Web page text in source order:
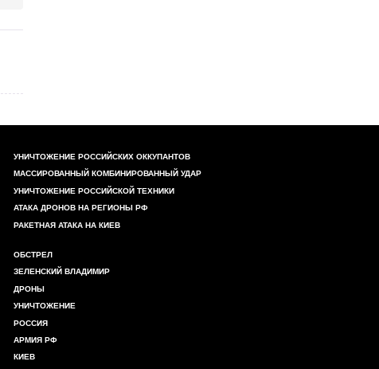
УНИЧТОЖЕНИЕ РОССИЙСКИХ ОККУПАНТОВ
МАССИРОВАННЫЙ КОМБИНИРОВАННЫЙ УДАР
УНИЧТОЖЕНИЕ РОССИЙСКОЙ ТЕХНИКИ
АТАКА ДРОНОВ НА РЕГИОНЫ РФ
РАКЕТНАЯ АТАКА НА КИЕВ
ОБСТРЕЛ
ЗЕЛЕНСКИЙ ВЛАДИМИР
ДРОНЫ
УНИЧТОЖЕНИЕ
РОССИЯ
АРМИЯ РФ
КИЕВ